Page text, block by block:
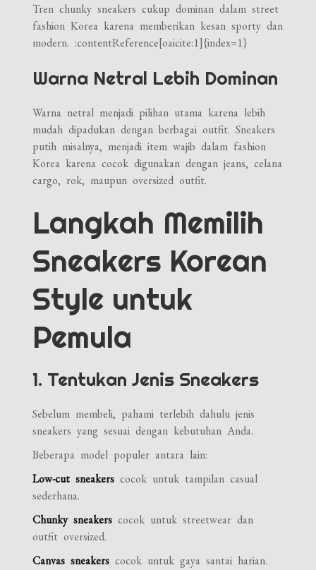
Tren chunky sneakers cukup dominan dalam street
fashion Korea karena memberikan kesan sporty dan
modern. :contentReference[oaicite:1]{index=1}
Warna Netral Lebih Dominan
Warna netral menjadi pilihan utama karena lebih
mudah dipadukan dengan berbagai outfit. Sneakers
putih misalnya, menjadi item wajib dalam fashion
Korea karena cocok digunakan dengan jeans, celana
cargo, rok, maupun oversized outfit.
Langkah Memilih
Sneakers Korean
Style untuk
Pemula
1. Tentukan Jenis Sneakers
Sebelum membeli, pahami terlebih dahulu jenis
sneakers yang sesuai dengan kebutuhan Anda.
Beberapa model populer antara lain:
Low-cut sneakers cocok untuk tampilan casual
sederhana.
Chunky sneakers cocok untuk streetwear dan
outfit oversized.
Canvas sneakers cocok untuk gaya santai harian.